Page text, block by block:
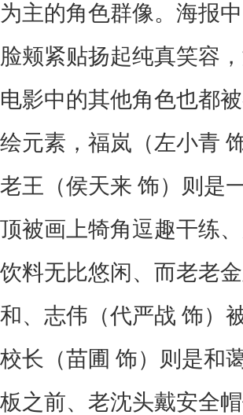
为主的角色群像。海报
脸颊紧贴扬起纯真笑容
电影中的其他角色也都
绘元素，福岚（左小青
老王（侯天来 饰）则是
顶被画上犄角逗趣干练
饮料无比悠闲、 而老老
和、志伟（代严战 饰）
校长（苗圃 饰）则是和
板之前、老沈头戴安全